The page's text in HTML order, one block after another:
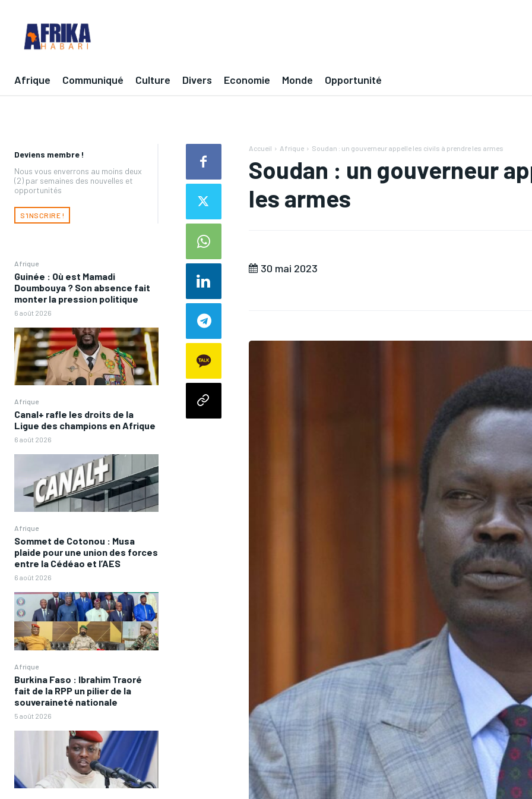
Afrique Communiqué Culture Divers Economie Monde Opportunité
Deviens membre !
Nous vous enverrons au moins deux
(2) par semaines des nouvelles et
opportunités
S'INSCRIRE !
Afrique
Guinée : Où est Mamadi
Doumbouya ? Son absence fait
monter la pression politique
6 août 2026
Afrique
Canal+ rafle les droits de la
Ligue des champions en Afrique
6 août 2026
Afrique
Sommet de Cotonou : Musa
plaide pour une union des forces
entre la Cédéao et l’AES
6 août 2026
Afrique
Burkina Faso : Ibrahim Traoré
fait de la RPP un pilier de la
souveraineté nationale
5 août 2026
Accueil Afrique Soudan : un gouverneur appelle les civils à prendre les armes
Soudan : un gouverneur
les armes
30 mai 2023